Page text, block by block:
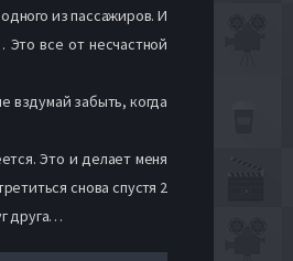
из пассажиров. И
Это все от несчастной
вздумай забыть, когда
Это и делает меня
снова спустя 2
друга…